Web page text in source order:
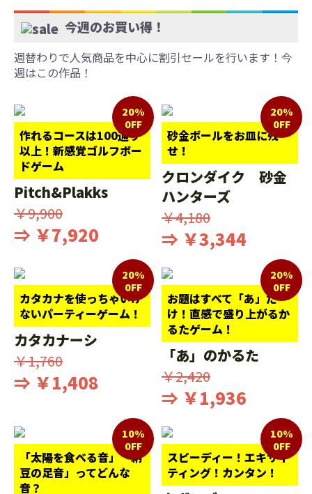
今週のお買い得！
週替わりで人気商品を中心に割引セールを行います！今
週はこの作品！
作れるコースは100通り
以上！新感覚ゴルフボー
ドゲーム
20%
0FF
Pitch&Plakks
￥9,900
⇒ ￥7,920
砂金ボールをお皿に残
せ！
20%
0FF
クロンダイク 砂金
ハンターズ
￥4,180
⇒ ￥3,344
カタカナを使っちゃいけ
ないパーティーゲーム！
20%
0FF
カタカナーシ
￥1,760
⇒ ￥1,408
お題はすべて「あ」だ
け！直感で盛り上がるか
るたゲーム！
20%
0FF
「あ」のかるた
￥2,420
⇒ ￥1,936
「太陽を食べる音」「納
豆の足音」ってどんな
音？
10%
0FF
スピーディー！エキサイ
ティング！カンタン！
10%
0FF